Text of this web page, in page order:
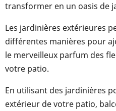
transformer en un oasis de
Les jardinières extérieures
différentes manières pour
le merveilleux parfum des
votre patio.
En utilisant des jardinières
extérieur de votre patio,